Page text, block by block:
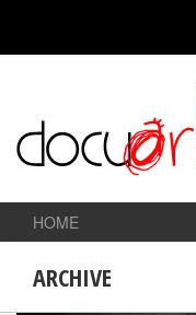
HOME
ARCHIVE